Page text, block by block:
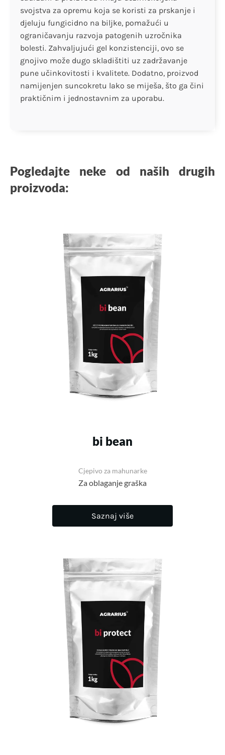
svojstva za opremu koja se koristi za prskanje i
djeluju fungicidno na biljke, pomažući u
ograničavanju razvoja patogenih uzročnika
bolesti. Zahvaljujući gel konzistenciji, ovo se
gnojivo može dugo skladištiti uz zadržavanje
pune učinkovitosti i kvalitete. Dodatno, proizvod
namijenjen suncokretu lako se miješa, što ga čini
praktičnim i jednostavnim za uporabu.
Pogledajte neke od naših drugih
proizvoda:
bi bean
Cjepivo za mahunarke
Za oblaganje graška
Saznaj više